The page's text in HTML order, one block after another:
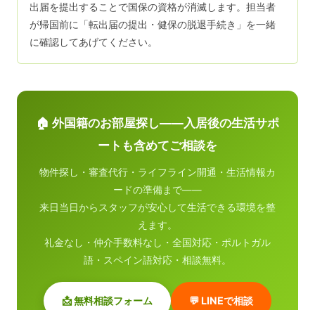
出届を提出することで国保の資格が消滅します。担当者
が帰国前に「転出届の提出・健保の脱退手続き」を一緒
に確認してあげてください。
🏠 外国籍のお部屋探し——入居後の生活サポ
ートも含めてご相談を
物件探し・審査代行・ライフライン開通・生活情報カ
ードの準備まで——
来日当日からスタッフが安心して生活できる環境を整
えます。
礼金なし・仲介手数料なし・全国対応・ポルトガル
語・スペイン語対応・相談無料。
📩 無料相談フォーム 💬 LINEで相談